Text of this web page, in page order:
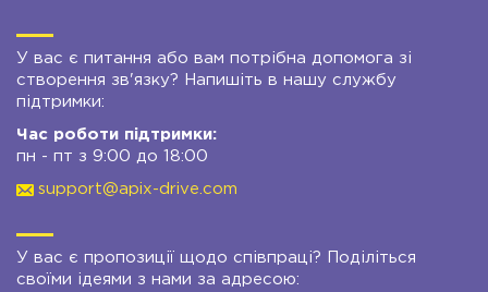
У вас є питання або вам потрібна допомога зі
створення зв'язку? Напишіть в нашу службу
підтримки:
Час роботи підтримки:
пн - пт з 9:00 до 18:00
support@apix-drive.com
У вас є пропозиції щодо співпраці? Поділіться
своїми ідеями з нами за адресою: